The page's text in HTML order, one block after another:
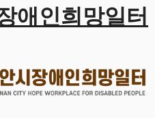
애인희망일터